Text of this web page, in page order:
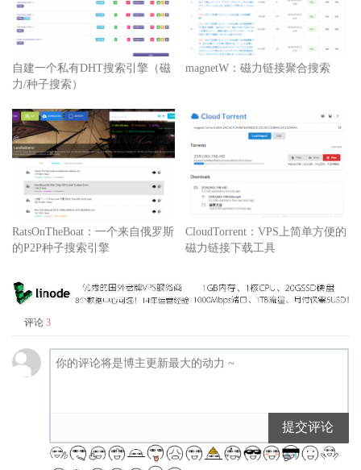
自建一个私有DHT搜索引擎（磁
力/种子搜索）
magnetW：磁力链接聚合搜索
RatsOnTheBoat：一个来自俄罗斯
的P2P种子搜索引擎
CloudTorrent：VPS上简单方便的
磁力链接下载工具
评论 3
提交评论